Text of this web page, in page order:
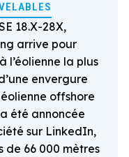
18.X-28X,
arrive pour
l’éolienne la plus
envergure
offshore
été annoncée
sur LinkedIn,
de 66 000 mètres